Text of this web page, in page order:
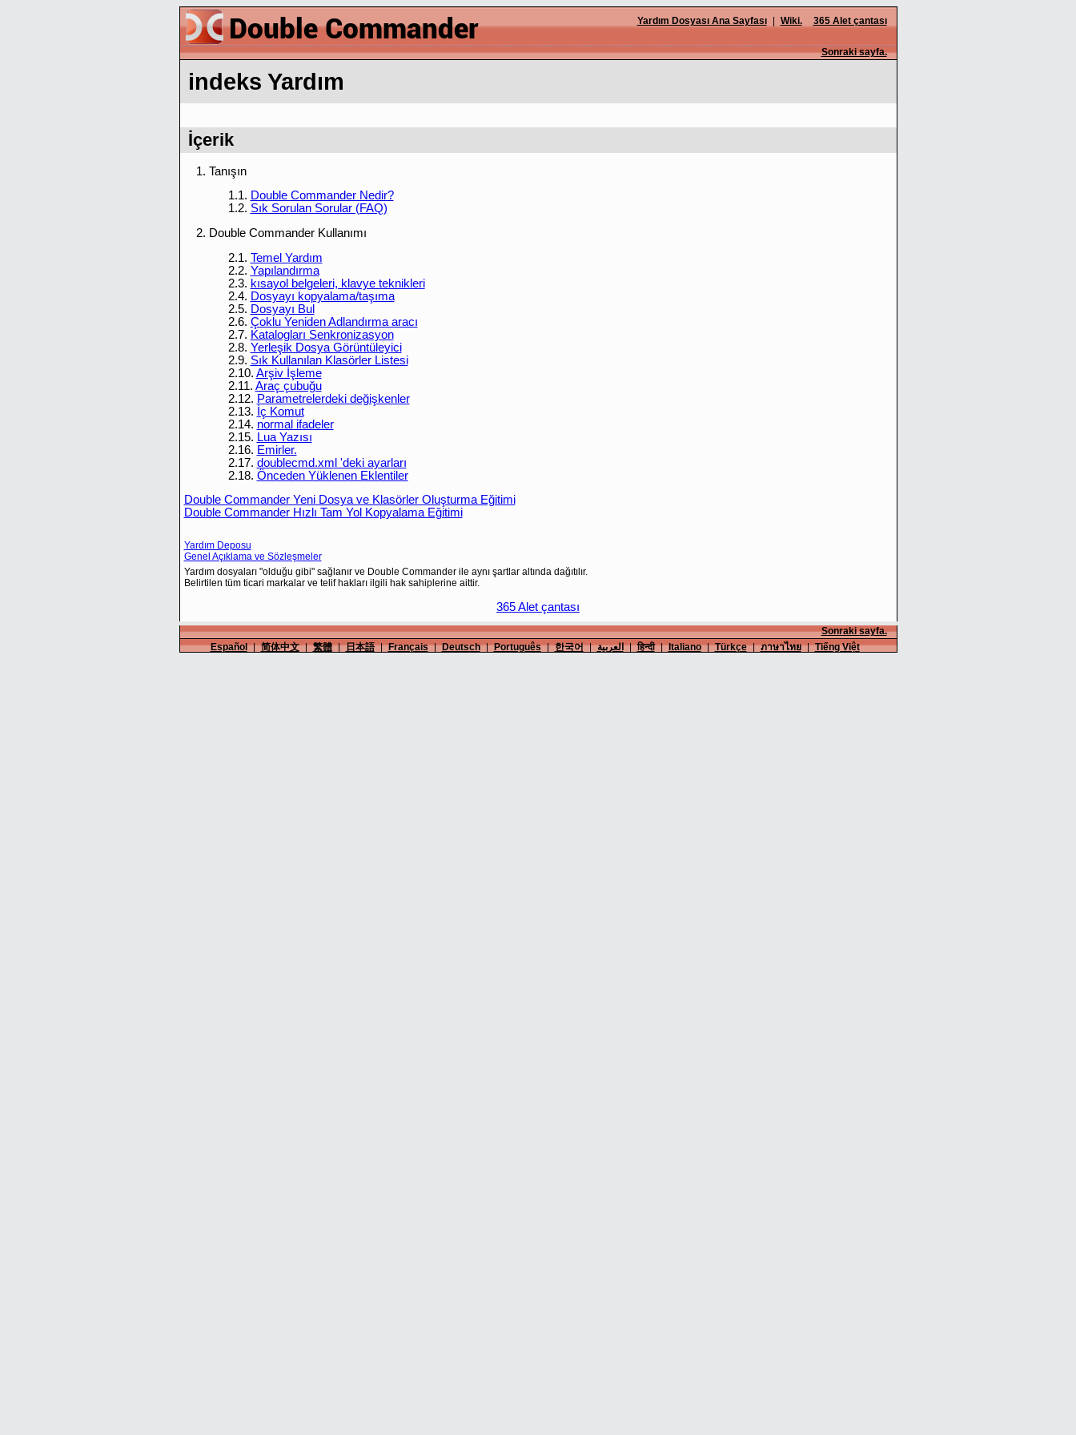
Yardım Dosyası Ana Sayfası Wiki. 365 Alet çantası
Sonraki sayfa.
indeks Yardım
İçerik
1. Tanışın
1.1. Double Commander Nedir?
1.2. Sık Sorulan Sorular (FAQ)
2. Double Commander Kullanımı
2.1. Temel Yardım
2.2. Yapılandırma
2.3. kısayol belgeleri, klavye teknikleri
2.4. Dosyayı kopyalama/taşıma
2.5. Dosyayı Bul
2.6. Çoklu Yeniden Adlandırma aracı
2.7. Katalogları Senkronizasyon
2.8. Yerleşik Dosya Görüntüleyici
2.9. Sık Kullanılan Klasörler Listesi
2.10. Arşiv İşleme
2.11. Araç çubuğu
2.12. Parametrelerdeki değişkenler
2.13. İç Komut
2.14. normal ifadeler
2.15. Lua Yazısı
2.16. Emirler.
2.17. doublecmd.xml 'deki ayarları
2.18. Önceden Yüklenen Eklentiler
Double Commander Yeni Dosya ve Klasörler Oluşturma Eğitimi
Double Commander Hızlı Tam Yol Kopyalama Eğitimi
Yardım Deposu
Genel Açıklama ve Sözleşmeler
Yardım dosyaları "olduğu gibi" sağlanır ve Double Commander ile aynı şartlar altında dağıtılır.
Belirtilen tüm ticari markalar ve telif hakları ilgili hak sahiplerine aittir.
365 Alet çantası
Sonraki sayfa.
Español | 简体中文 | 繁體 | 日本語 | Français | Deutsch | Português | 한국어 | العربية | हिन्दी | Italiano | Türkçe | ภาษาไทย | Tiếng Việt